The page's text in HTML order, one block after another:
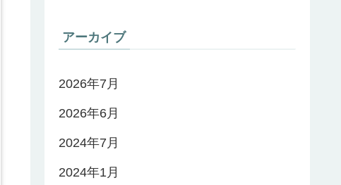
アーカイブ
2026年7月
2026年6月
2024年7月
2024年1月